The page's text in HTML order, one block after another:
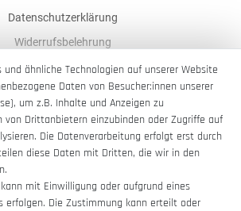
Datenschutzerklärung
Widerrufsbelehrung
AGB
Impressum
Barrierefreiheitserklärung
Vertrag widerrufen
und ähnliche Technologien auf unserer Website
Daten von Besucher:innen unserer
um z.B. Inhalte und Anzeigen zu
von Drittanbietern einzubinden oder Zugriffe auf
Die Datenverarbeitung erfolgt erst durch
diese Daten mit Dritten, die wir in den
mit Einwilligung oder aufgrund eines
erfolgen. Die Zustimmung kann erteilt oder